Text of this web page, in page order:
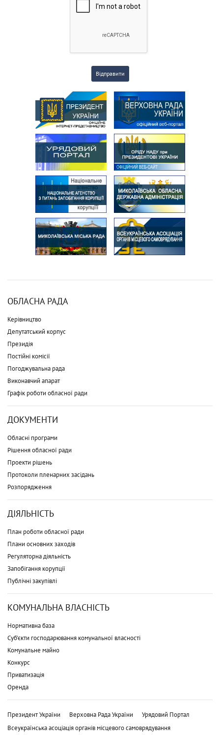
Відправити
ОБЛАСНА РАДА
Керівництво
Депутатський корпус
Президія
Постійні комісії
Погоджувальна рада
Виконавчий апарат
Графік роботи обласної ради
ДОКУМЕНТИ
Обласні програми
Рішення обласної ради
Проекти рішень
Протоколи пленарних засідань
Розпорядження
ДІЯЛЬНІСТЬ
План роботи обласної ради
Плани основних заходів
Регуляторна діяльність
Запобігання корупції
Публічні закупівлі
КОМУНАЛЬНА ВЛАСНІСТЬ
Нормативна база
Суб'єкти господарювання комунальної власності
Комунальне майно
Конкурс
Приватизація
Оренда
Президент України Верховна Рада України
Урядовий Портал
Всеукраїнська асоціація органів місцевого самоврядування